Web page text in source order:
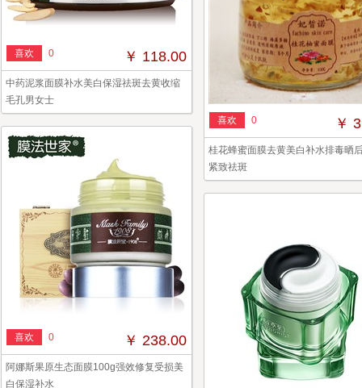
喜欢 0 ￥ 118.00
中药泥浆面膜补水美白保湿祛斑去黄收缩
毛孔男女士
喜欢
0 ￥
桂花蜂蜜面膜去黄美白补水排毒晒
紧致祛斑
喜欢 0 ￥ 238.00
阿娜斯果原生态面膜100g强效修复受损美
白保湿补水